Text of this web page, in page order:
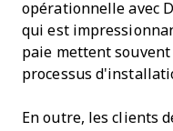
opérationnelle avec
qui est
paie mettent
processus
En outre, les clients